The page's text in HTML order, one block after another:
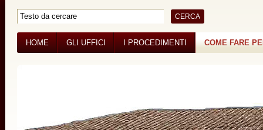
HOME GLI UFFICI I PROCEDIMENTI COME FARE